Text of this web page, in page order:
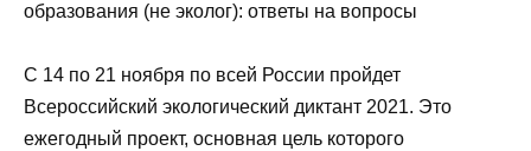
С 14 по 21 ноября по всей России пройдет
Всероссийский экологический диктант 2021. Это
ежегодный проект, основная цель которого